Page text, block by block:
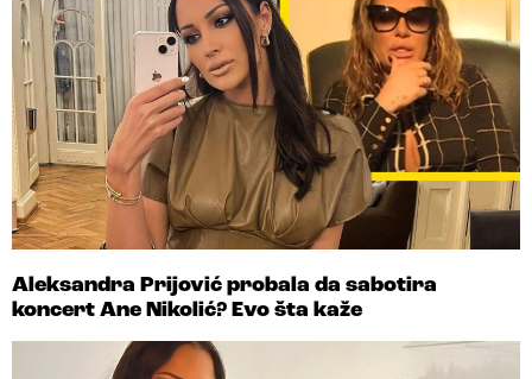
Aleksandra Prijović probala da sabotira
koncert Ane Nikolić? Evo šta kaže